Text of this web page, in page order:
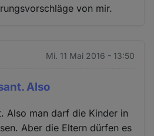
von mir.
Mi. 11 Mai 2016 - 13:50
Also
Also man darf die Kinder in
Aber die Eltern dürfen es